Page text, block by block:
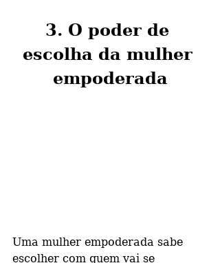
3. O poder de
escolha da mulher
empoderada
Uma mulher empoderada sabe
escolher com quem vai se